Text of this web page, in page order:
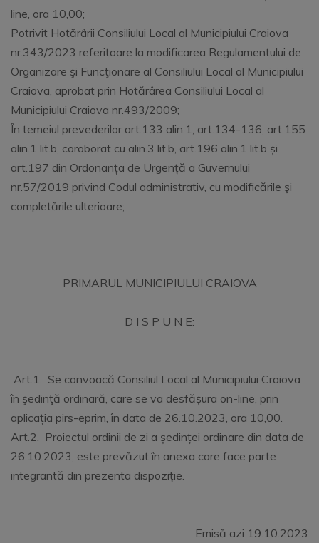
line, ora 10,00;
Potrivit Hotărârii Consiliului Local al Municipiului Craiova
nr.343/2023 referitoare la modificarea Regulamentului de
Organizare şi Funcţionare al Consiliului Local al Municipiului
Craiova, aprobat prin Hotărârea Consiliului Local al
Municipiului Craiova nr.493/2009;
În temeiul prevederilor art.133 alin.1, art.134-136, art.155
alin.1 lit.b, coroborat cu alin.3 lit.b, art.196 alin.1 lit.b și
art.197 din Ordonanța de Urgență a Guvernului
nr.57/2019 privind Codul administrativ, cu modificările şi
completările ulterioare;
PRIMARUL MUNICIPIULUI CRAIOVA
D I S P U N E:
Art.1. Se convoacă Consiliul Local al Municipiului Craiova
în şedinţă ordinară, care se va desfășura on-line, prin
aplicația pirs-eprim, în data de 26.10.2023, ora 10,00.
Art.2. Proiectul ordinii de zi a ședinței ordinare din data de
26.10.2023, este prevăzut în anexa care face parte
integrantă din prezenta dispoziție.
Emisă azi 19.10.2023